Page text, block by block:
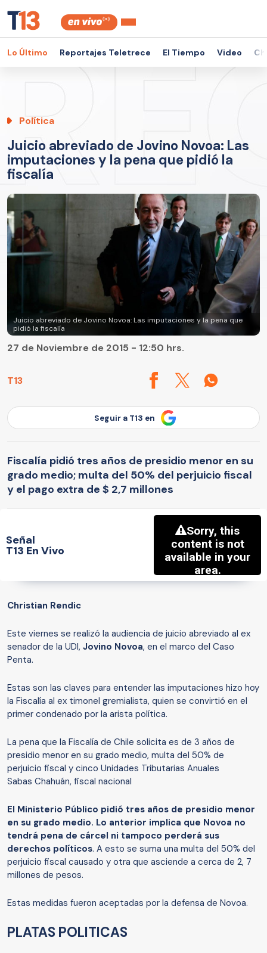
Lo Último Reportajes Teletrece El Tiempo Video
Política
Juicio abreviado de Jovino Novoa: Las
imputaciones y la pena que pidió la
fiscalía
Juicio abreviado de Jovino Novoa: Las imputaciones y la pena que
pidió la fiscalía
T13
27 de Noviembre de 2015 - 12:50 hrs.
Seguir a T13 en
Fiscalía pidió tres años de presidio menor en su
grado medio; multa del 50% del perjuicio fiscal
y el pago extra de $ 2,7 millones
Señal
T13 En Vivo
Christian Rendic
Este viernes se realizó la audiencia de juicio abreviado al ex
senador de la UDI, Jovino Novoa, en el marco del Caso
Penta.
Estas son las claves para entender las imputaciones hizo hoy
la Fiscalía al ex timonel gremialista, quien se convirtió en el
primer condenado por la arista política.
La pena que la Fiscalía de Chile solicita es de 3 años de
presidio menor en su grado medio, multa del 50% de
perjuicio fiscal y cinco Unidades Tributarias Anuales
Sabas Chahuán, fiscal nacional
El Ministerio Público pidió tres años de presidio menor
en su grado medio. Lo anterior implica que Novoa no
tendrá pena de cárcel ni tampoco perderá sus
derechos políticos. A esto se suma una multa del 50% del
perjuicio fiscal causado y otra que asciende a cerca de 2, 7
millones de pesos.
Estas medidas fueron aceptadas por la defensa de Novoa.
PLATAS POLITICAS